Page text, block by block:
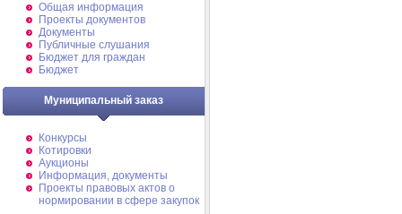
Общая информация
Проекты документов
Документы
Публичные слушания
Бюджет для граждан
Бюджет
Муниципальный заказ
Конкурсы
Котировки
Аукционы
Информация, документы
Проекты правовых актов о
нормировании в сфере закупок